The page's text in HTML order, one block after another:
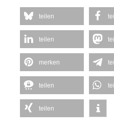
teilen
teilen
merken
teilen
teilen